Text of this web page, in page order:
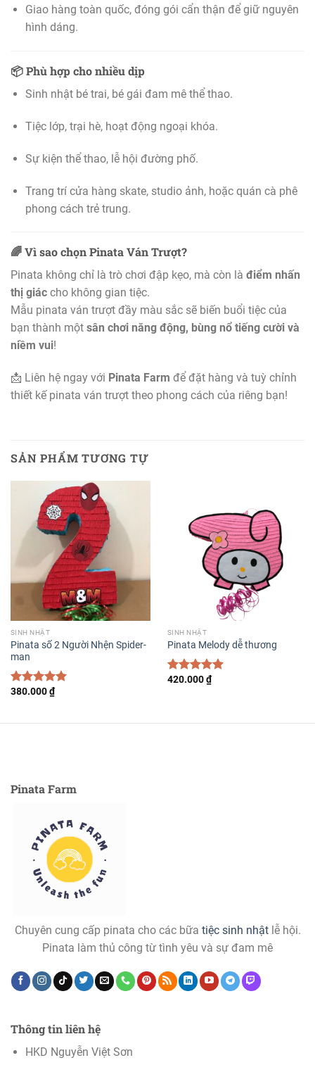
Giao hàng toàn quốc, đóng gói cẩn thận để giữ nguyên
hình dáng.
📦Phù hợp cho nhiều dịp
Sinh nhật bé trai, bé gái đam mê thể thao.
Tiệc lớp, trại hè, hoạt động ngoại khóa.
Sự kiện thể thao, lễ hội đường phố.
Trang trí cửa hàng skate, studio ảnh, hoặc quán cà phê
phong cách trẻ trung.
🌈Vì sao chọn Pinata Ván Trượt?
Pinata không chỉ là trò chơi đập kẹo, mà còn là điểm nhấn
thị giác cho không gian tiệc.
Mẫu pinata ván trượt đầy màu sắc sẽ biến buổi tiệc của
bạn thành một sân chơi năng động, bùng nổ tiếng cười và
niềm vui!
📩 Liên hệ ngay với Pinata Farm để đặt hàng và tuỳ chỉnh
thiết kế pinata ván trượt theo phong cách của riêng bạn!
SẢN PHẨM TƯƠNG TỰ
SINH NHẬT
Pinata số 2 Người Nhện Spider-
man
Được xếp
380.000₫
SINH NHẬT
Pinata Melody dễ thương
Được xếp
420.000₫
Pinata Farm
Chuyên cung cấp pinata cho các bữa tiệc sinh nhậtlễ hội.
Pinata làm thủ công từ tình yêu và sự đam mê
Thông tin liên hệ
HKD Nguyễn Việt Sơn